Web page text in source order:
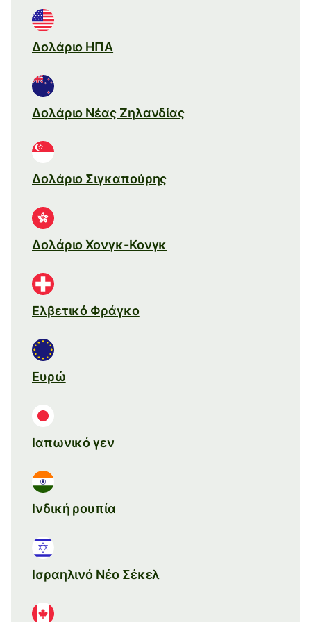
Δολάριο ΗΠΑ
Δολάριο Νέας Ζηλανδίας
Δολάριο Σιγκαπούρης
Δολάριο Χονγκ-Κονγκ
Ελβετικό Φράγκο
Ευρώ
Ιαπωνικό γεν
Ινδική ρουπία
Ισραηλινό Νέο Σέκελ